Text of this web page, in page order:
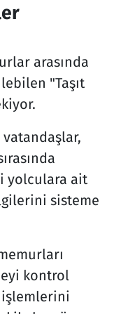
arasında
"Taşıt
vatandaşlar,
yolculara ait
sisteme
kontrol